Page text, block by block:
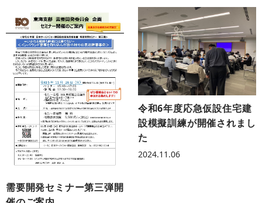
需要開発セミナー第三弾開
令和6年度応急仮設住宅建
設模擬訓練が開催されまし
た
2024.11.06